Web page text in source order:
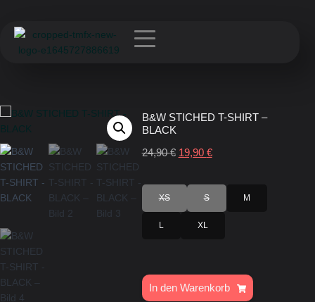
B&W STICHED T-SHIRT –
BLACK
24,90€ 19,90 €
XS S M
L XL
In den Warenkorb